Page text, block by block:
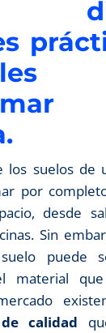
los suelos de
por
desde
Sin
puede
material
calidad